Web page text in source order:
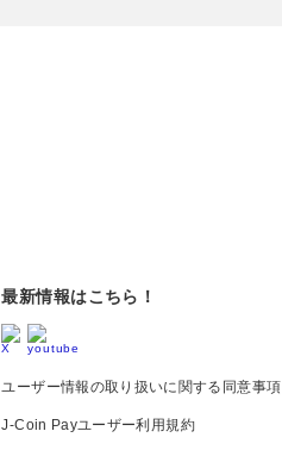
最新情報はこちら！
ユーザー情報の取り扱いに関する同意事項
J-Coin Payユーザー利用規約